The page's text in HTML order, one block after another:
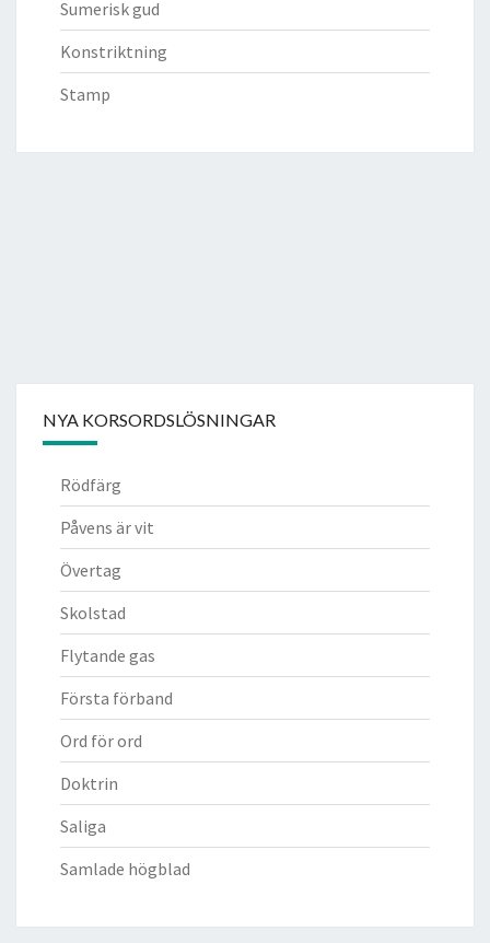
Sumerisk gud
Konstriktning
Stamp
NYA KORSORDSLÖSNINGAR
Rödfärg
Påvens är vit
Övertag
Skolstad
Flytande gas
Första förband
Ord för ord
Doktrin
Saliga
Samlade högblad